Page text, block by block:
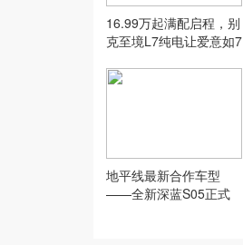
16.99万起满配启程，别
克至境L7纯电让爱意如7
地平线最新合作车型
——全新深蓝S05正式